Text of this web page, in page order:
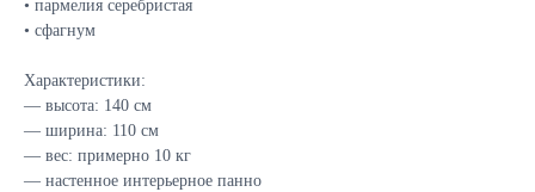
• пармелия серебристая
• сфагнум
Характеристики:
— высота: 140 см
— ширина: 110 см
— вес: примерно 10 кг
— настенное интерьерное панно
Подписывайтесь
на новинки и акции